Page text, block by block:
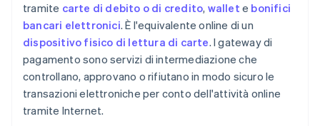
tramite carte di debito o di credito, wallet e bonifici
bancari elettronici. È l'equivalente online di un
dispositivo fisico di lettura di carte. I gateway di
pagamento sono servizi di intermediazione che
controllano, approvano o rifiutano in modo sicuro le
transazioni elettroniche per conto dell'attività online
tramite Internet.